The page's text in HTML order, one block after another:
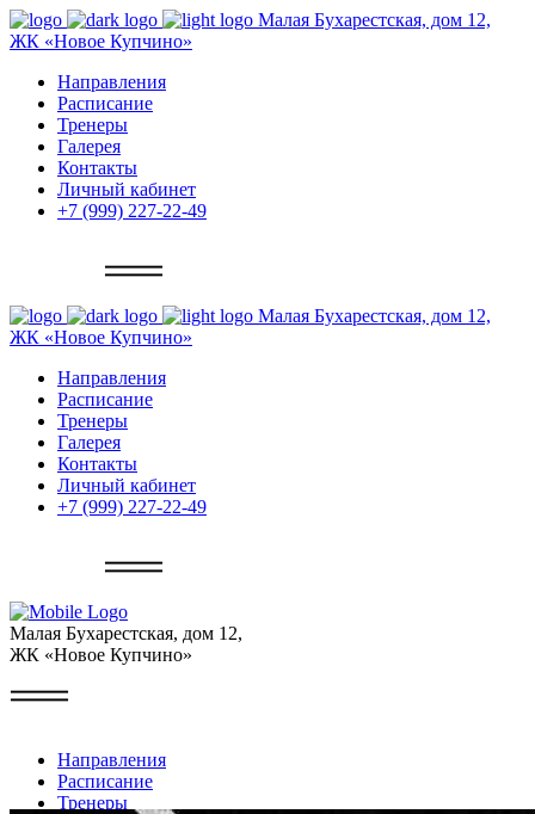
Малая Бухарестская, дом 12,
ЖК «Новое Купчино»
Направления
Расписание
Тренеры
Галерея
Контакты
Личный кабинет
+7 (999) 227-22-49
Малая Бухарестская, дом 12,
ЖК «Новое Купчино»
Направления
Расписание
Тренеры
Галерея
Контакты
Личный кабинет
+7 (999) 227-22-49
Малая Бухарестская, дом 12,
ЖК «Новое Купчино»
Направления
Расписание
Тренеры